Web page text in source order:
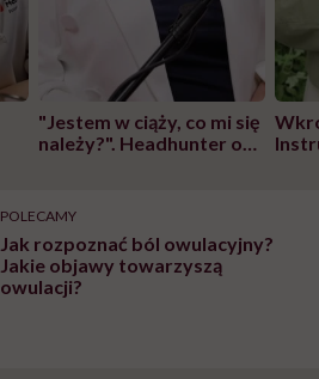
"Jestem w ciąży, co mi się
należy?". Headhunter o
pracy
POLECAMY
Jak rozpoznać ból owulacyjny?
Jakie objawy towarzyszą
owulacji?